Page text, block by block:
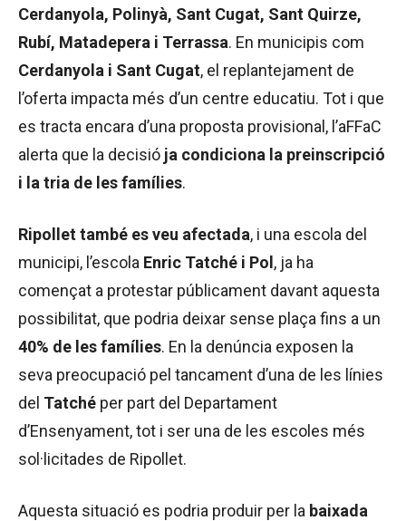
Cerdanyola, Polinyà, Sant Cugat, Sant Quirze,
Rubí, Matadepera i Terrassa. En municipis com
Cerdanyola i Sant Cugat, el replantejament de
l’oferta impacta més d’un centre educatiu. Tot i que
es tracta encara d’una proposta provisional, l’aFFaC
alerta que la decisió ja condiciona la preinscripció
i la tria de les famílies.
Ripollet també es veu afectada, i una escola del
municipi, l’escola Enric Tatché i Pol , ja ha
començat a protestar públicament davant aquesta
possibilitat, que podria deixar sense plaça fins a un
40% de les famílies. En la denúncia exposen la
seva preocupació pel tancament d’una de les línies
del Tatché per part del Departament
d’Ensenyament, tot i ser una de les escoles més
sol·licitades de Ripollet.
Aquesta situació es podria produir per la baixada